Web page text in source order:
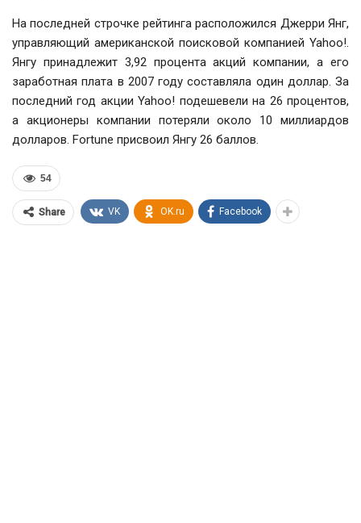
На последней строчке рейтинга расположился Джерри Янг,
управляющий американской поисковой компанией Yahoo!.
Янгу принадлежит 3,92 процента акций компании, а его
заработная плата в 2007 году составляла один доллар. За
последний год акции Yahoo! подешевели на 26 процентов,
а акционеры компании потеряли около 10 миллиардов
долларов. Fortune присвоил Янгу 26 баллов.
54
Share VK OK.ru Facebook